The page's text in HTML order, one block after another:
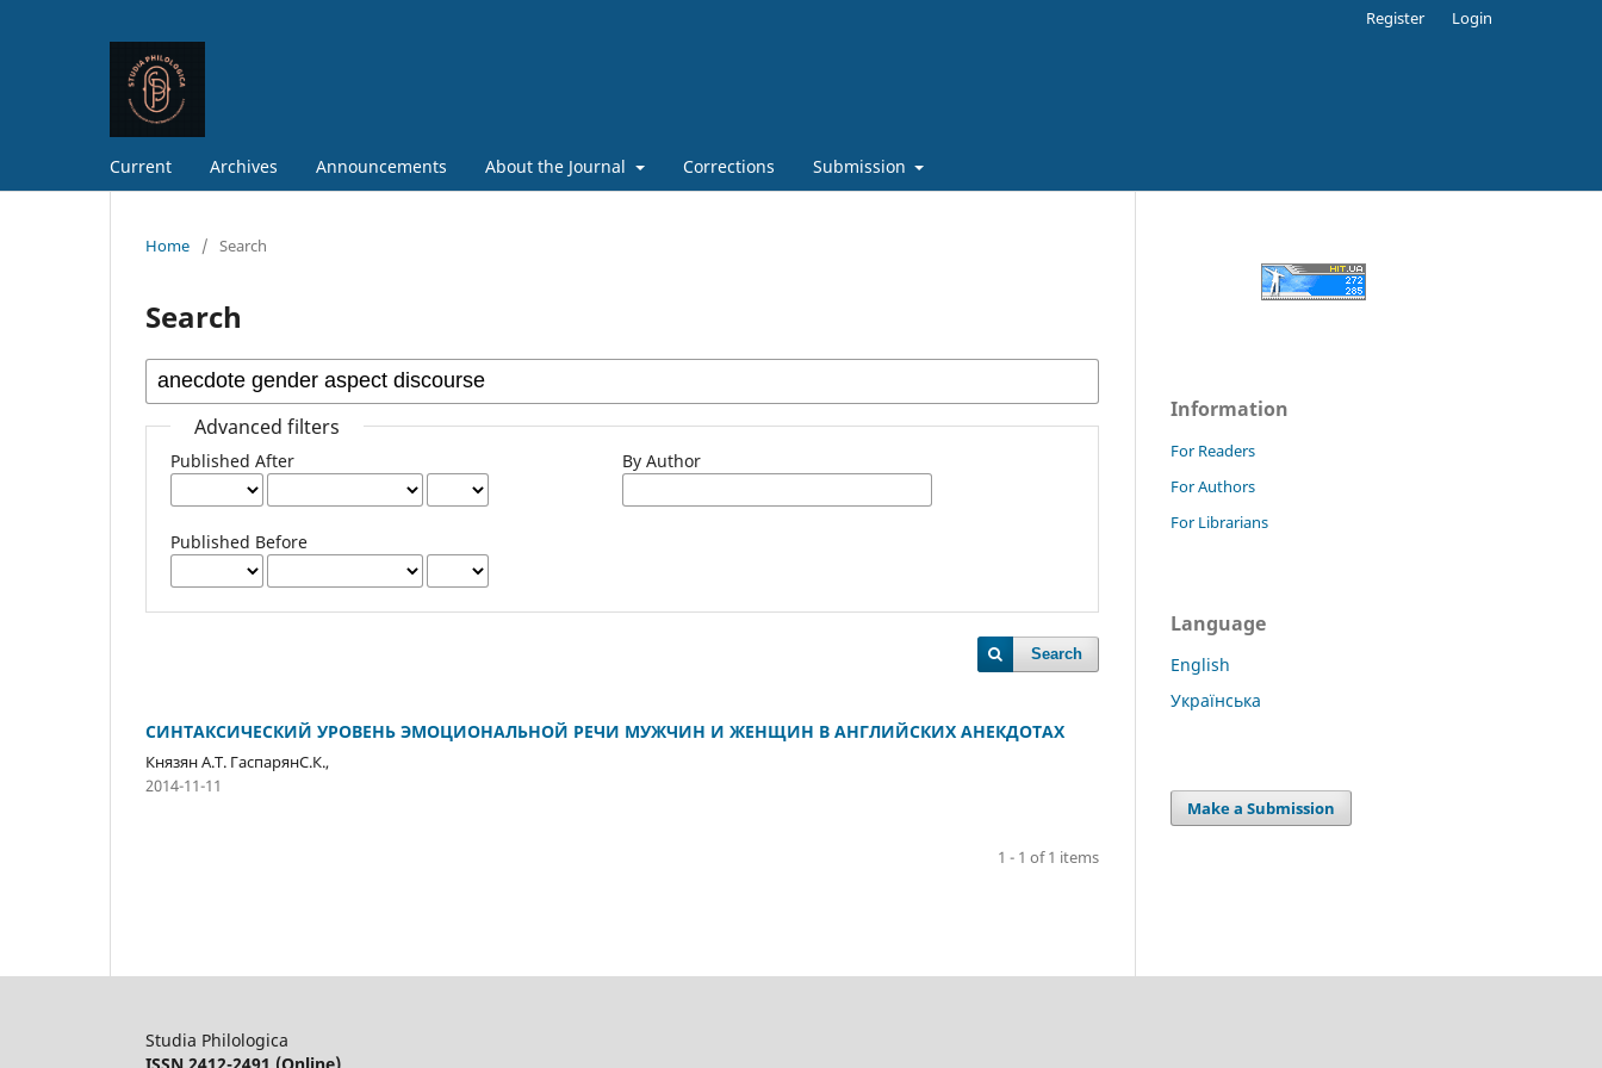
Current Archives Announcements About the Journal Corrections Submission
Register Login
Home / Search
Search
Advanced filters
Published After
Published Before
By Author
Search
СИНТАКСИЧЕСКИЙ УРОВЕНЬ ЭМОЦИОНАЛЬНОЙ РЕЧИ МУЖЧИН И ЖЕНЩИН В АНГЛИЙСКИХ АНЕКДОТАХ
Князян А.Т. ГаспарянС.К.,
2014-11-11
1 - 1 of 1 items
Information
For Readers
For Authors
For Librarians
Language
English
Українська
Make a Submission
Studia Philologica